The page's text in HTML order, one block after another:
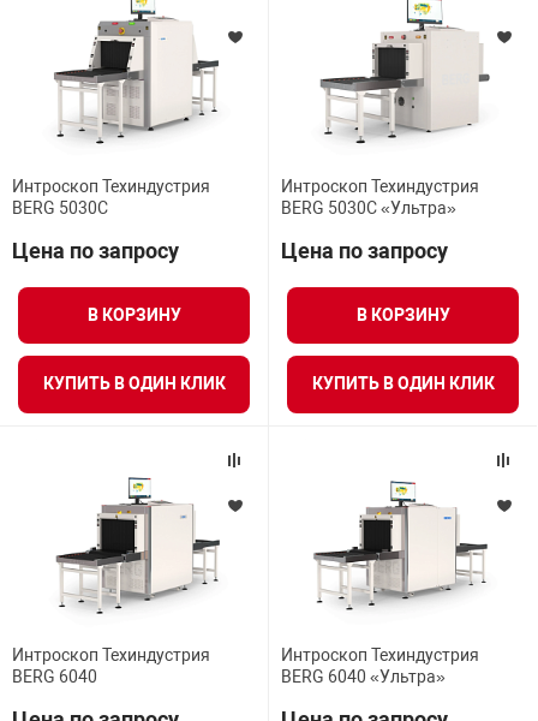
Интроскоп Техиндустрия
BERG 5030C
Цена по запросу
В КОРЗИНУ
КУПИТЬ В ОДИН КЛИК
Интроскоп Техиндустрия
BERG 5030C «Ультра»
Цена по запросу
В КОРЗИНУ
КУПИТЬ В ОДИН КЛИК
Интроскоп Техиндустрия
BERG 6040
Интроскоп Техиндустрия
BERG 6040 «Ультра»